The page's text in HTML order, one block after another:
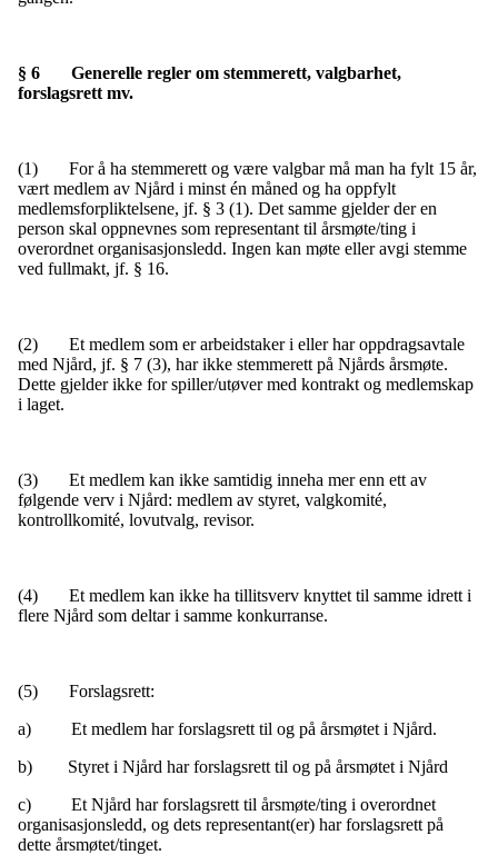
§ 6 Generelle regler om stemmerett, valgbarhet,
forslagsrett mv.
(1) For å ha stemmerett og være valgbar må man ha fylt 15 år,
vært medlem av Njård i minst én måned og ha oppfylt
medlemsforpliktelsene, jf. § 3 (1). Det samme gjelder der en
person skal oppnevnes som representant til årsmøte/ting i
overordnet organisasjonsledd. Ingen kan møte eller avgi stemme
ved fullmakt, jf. § 16.
(2) Et medlem som er arbeidstaker i eller har oppdragsavtale
med Njård, jf. § 7 (3), har ikke stemmerett på Njårds årsmøte.
Dette gjelder ikke for spiller/utøver med kontrakt og medlemskap
i laget.
(3) Et medlem kan ikke samtidig inneha mer enn ett av
følgende verv i Njård: medlem av styret, valgkomité,
kontrollkomité, lovutvalg, revisor.
(4) Et medlem kan ikke ha tillitsverv knyttet til samme idrett i
flere Njård som deltar i samme konkurranse.
(5) Forslagsrett:
a) Et medlem har forslagsrett til og på årsmøtet i Njård.
b) Styret i Njård har forslagsrett til og på årsmøtet i Njård
c) Et Njård har forslagsrett til årsmøte/ting i overordnet
organisasjonsledd, og dets representant(er) har forslagsrett på
dette årsmøtet/tinget.